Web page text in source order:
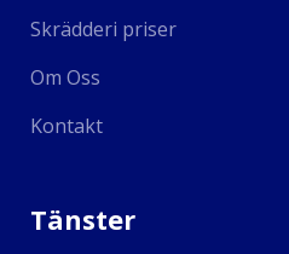
Skrädderi priser
Om Oss
Kontakt
Tänster